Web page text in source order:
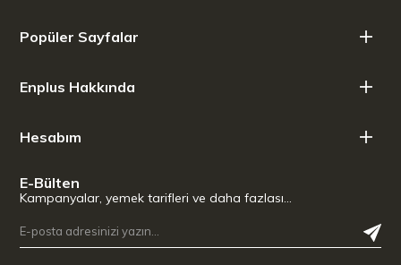
Popüler Sayfalar
Enplus Hakkında
Hesabım
E-Bülten
Kampanyalar, yemek tarifleri ve daha fazlası…